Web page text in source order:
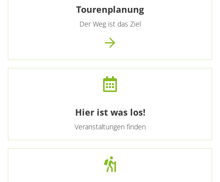
Tourenplanung
Der Weg ist das Ziel
Hier ist was los!
Veranstaltungen finden